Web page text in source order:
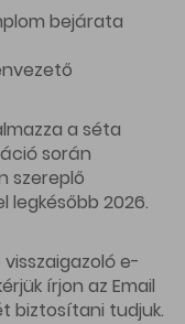
bejárata
a séta
során
szereplő
legkésőbb 2026.
e-
írjon az Email
biztosítani tudjuk.